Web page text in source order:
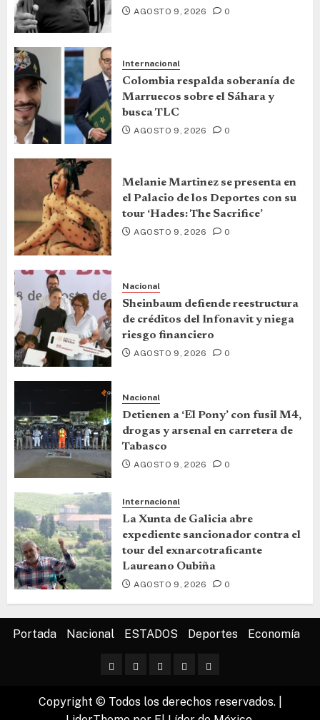
AGOSTO 9, 2026 0
Internacional
Colombia respalda soberanía de
Marruecos sobre el Sáhara y
busca TLC
AGOSTO 9, 2026 0
Melanie Martinez se presenta en
el Palacio de los Deportes con su
tour ‘Hades: The Sacrifice’
AGOSTO 9, 2026 0
Nacional
Sheinbaum defiende reestructura
de créditos del Infonavit y niega
riesgo financiero
AGOSTO 9, 2026 0
Nacional
Detienen a ‘El Pony’ con fusil M4,
drogas y arsenal en carretera de
Tabasco
AGOSTO 9, 2026 0
Internacional
La Xunta de Galicia abre
expediente sancionador contra el
tour del exnarcotraficante
Laureano Oubiña
AGOSTO 9, 2026 0
Portada Nacional ESTADOS Deportes Economía
Copyright © Todos los derechos reservados.